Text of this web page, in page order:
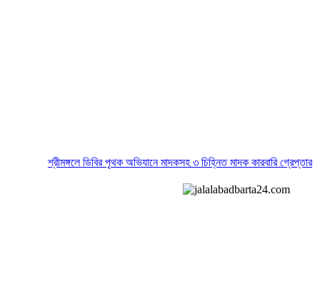
শ্রীমঙ্গলে ডিবির পৃথক অভিযানে মাদকসহ ৩ চিহ্নিত মাদক কারবারি গ্রেপ্তার